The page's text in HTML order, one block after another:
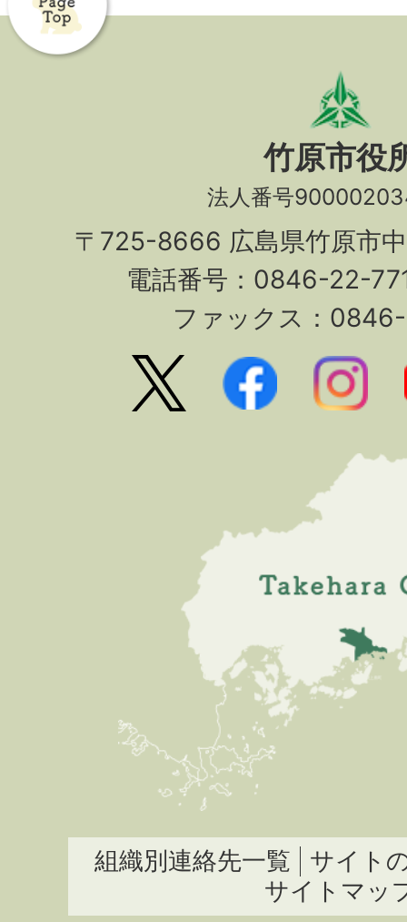
竹原市役
法人番号
〒725-8666 広島県竹原市
電話番号：0846-22-
ファックス：
組織別連絡先一覧
サイト
サイトマッ